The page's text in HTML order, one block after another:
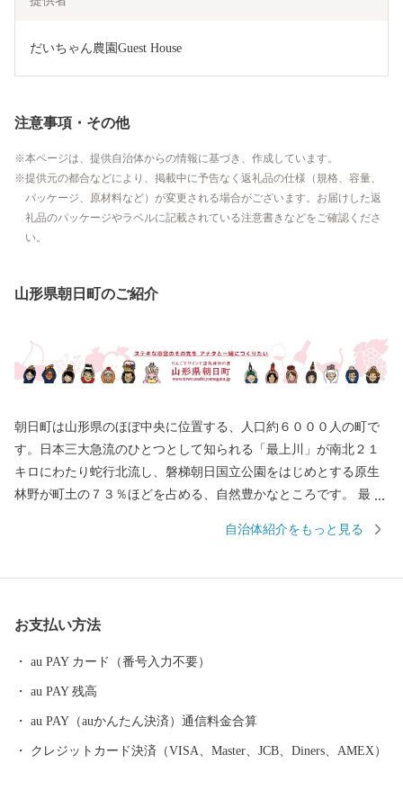
だいちゃん農園Guest House
注意事項・その他
本ページは、提供自治体からの情報に基づき、作成しています。
提供元の都合などにより、掲載中に予告なく返礼品の仕様（規格、容量、
パッケージ、原材料など）が変更される場合がございます。お届けした返
礼品のパッケージやラベルに記載されている注意書きなどをご確認くださ
い。
山形県朝日町のご紹介
朝日町は山形県のほぼ中央に位置する、人口約６０００人の町で
す。日本三大急流のひとつとして知られる「最上川」が南北２１
キロにわたり蛇行北流し、磐梯朝日国立公園をはじめとする原生
林野が町土の７３％ほどを占める、自然豊かなところです。 最上
１３０年以上の栽培歴を持つりんごは町のシンボルとなっていま
力を入れていきたいことがたくさんあります。朝日町の「これか
ら」をぜひふるさと納税寄付で応援してください。ステキな田舎
自治体紹介をもっと見る
お支払い方法
au PAY カード（番号入力不要）
au PAY 残高
au PAY（auかんたん決済）通信料金合算
クレジットカード決済（VISA、Master、JCB、Diners、AMEX）